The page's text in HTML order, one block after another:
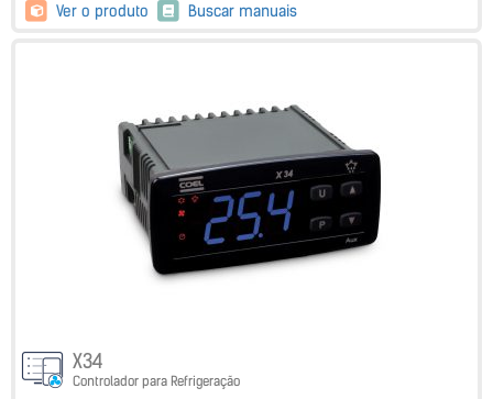
Ver o produto Buscar manuais
X34
Controlador para Refrigeração